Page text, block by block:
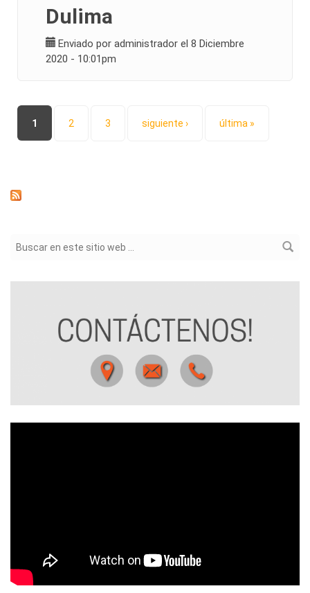
Dulima
Enviado por administrador el 8 Diciembre
2020 - 10:01pm
Páginas
1 2 3 siguiente › última »
Formulario de búsqueda